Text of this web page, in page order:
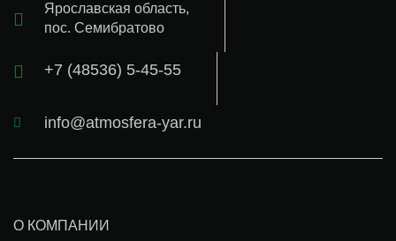
Ярославская область,
пос. Семибратово
+7 (48536) 5-45-55
info@atmosfera-yar.ru
О КОМПАНИИ